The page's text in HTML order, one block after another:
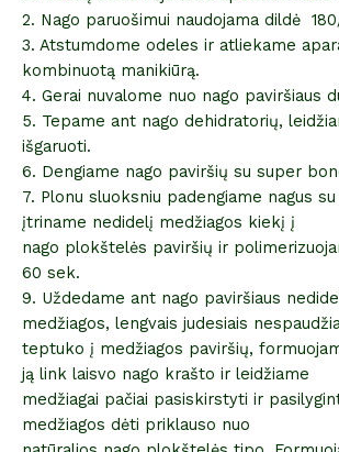
2. Nago paruošimui naudojama dildė
3. Atstumdome odeles ir atliekame
kombinuotą manikiūrą.
4. Gerai nuvalome nuo nago paviršiaus
5. Tepame ant nago dehidratorių,
išgaruoti.
6. Dengiame nago paviršių su super
7. Plonu sluoksniu padengiame nagus
įtriname nedidelį medžiagos kiekį į
nago plokštelės paviršių ir
60 sek.
9. Uždedame ant nago paviršiaus
medžiagos, lengvais judesiais
teptuko į medžiagos paviršių,
ją link laisvo nago krašto ir leidžiame
medžiagai pačiai pasiskirstyti ir
medžiagos dėti priklauso nuo